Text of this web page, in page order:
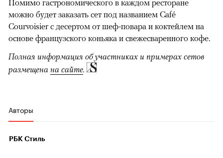
Помимо гастрономического в каждом ресторане
можно будет заказать сет под названием Café
Courvoisier с десертом от шеф-повара и коктейлем на
основе французского коньяка и свежесваренного кофе.
Полная информация об участниках и примерах сетов
размещена на сайте.
Авторы
РБК Стиль